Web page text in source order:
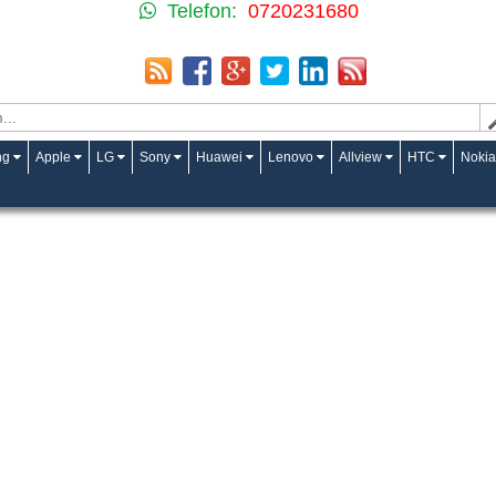
Telefon: 0720231680
Apple LG Sony Huawei Lenovo Allview HTC Nokia